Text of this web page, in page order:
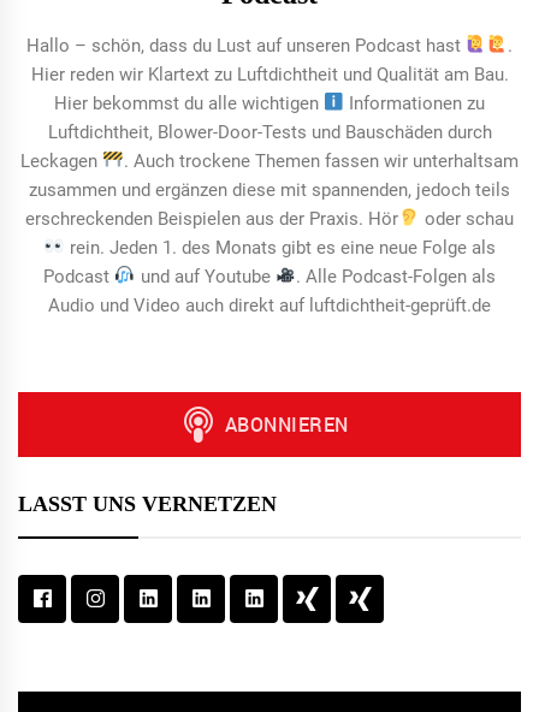
Hallo – schön, dass du Lust auf unseren Podcast hast
.
Hier reden wir Klartext zu Luftdichtheit und Qualität am Bau.
Hier bekommst du alle wichtigen
Informationen zu
Luftdichtheit, Blower-Door-Tests und Bauschäden durch
Leckagen
. Auch trockene Themen fassen wir unterhaltsam
zusammen und ergänzen diese mit spannenden, jedoch teils
erschreckenden Beispielen aus der Praxis. Hör
oder schau
rein. Jeden 1. des Monats gibt es eine neue Folge als
Podcast
und auf Youtube
. Alle Podcast-Folgen als
Audio und Video auch direkt auf luftdichtheit-geprüft.de
LASST UNS VERNETZEN